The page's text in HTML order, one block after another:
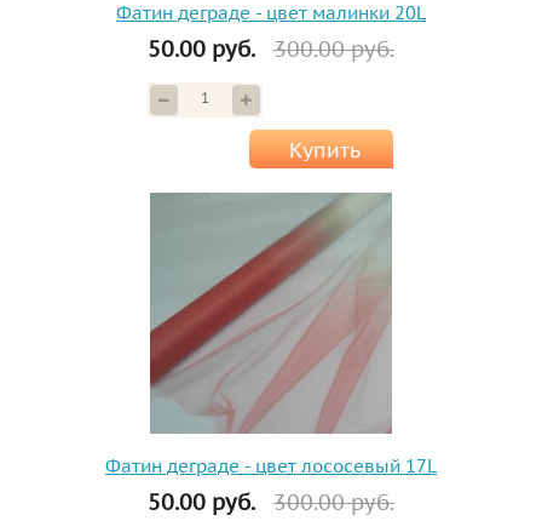
Фатин деграде - цвет малинки 20L
50.00 руб. 300.00 руб.
Купить
Фатин деграде - цвет лососевый 17L
50.00 руб. 300.00 руб.